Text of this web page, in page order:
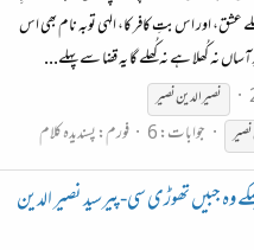
عشق، اور اس بتِ کافر کا، الہی توبہ نام بھی اس
آساں نہ کُھلا ہے نہ کُھلے گا یہ قضا سے پہلے...
نصیرالدیننصیر
نصیر جوابات: 6 فورم:پسندیدہ کلام
جبیں تھوڑی سی-پیرسید نصیر الدین